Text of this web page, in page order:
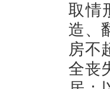
取情
造、
房不
全丧